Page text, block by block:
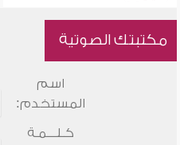
مكتبتك الصوتية
اسم
المستخدم:
كـلـــمـة